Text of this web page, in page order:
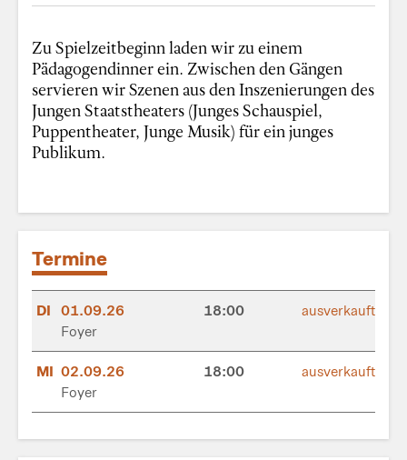
Zu Spielzeitbeginn laden wir zu einem
Pädagogendinner ein. Zwischen den Gängen
servieren wir Szenen aus den Inszenierungen des
Jungen Staatstheaters (Junges Schauspiel,
Puppentheater, Junge Musik) für ein junges
Publikum.
Termine
DI 01.09.26
18:00
Foyer
ausverkauft
MI 02.09.26
18:00
Foyer
ausverkauft